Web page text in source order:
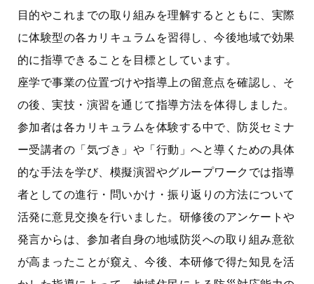
目的やこれまでの取り組みを理解するとともに、実際
に体験型の各カリキュラムを習得し、今後地域で効果
的に指導できることを目標としています。
座学で事業の位置づけや指導上の留意点を確認し、そ
の後、実技・演習を通じて指導方法を体得しました。
参加者は各カリキュラムを体験する中で、防災セミナ
ー受講者の「気づき」や「行動」へと導くための具体
的な手法を学び、模擬演習やグループワークでは指導
者としての進行・問いかけ・振り返りの方法について
活発に意見交換を行いました。研修後のアンケートや
発言からは、参加者自身の地域防災への取り組み意欲
が高まったことが窺え、今後、本研修で得た知見を活